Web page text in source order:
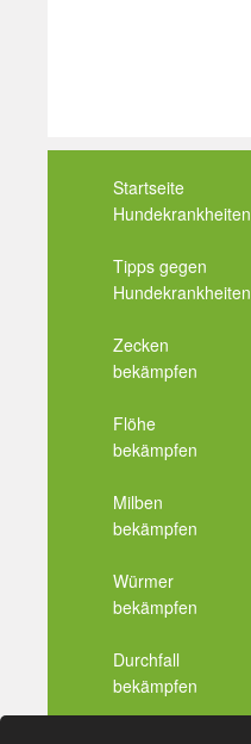
Startseite
Hundekrankheiten
Tipps gegen
Hundekrankheiten
Zecken
bekämpfen
Flöhe
bekämpfen
Milben
bekämpfen
Würmer
bekämpfen
Durchfall
bekämpfen